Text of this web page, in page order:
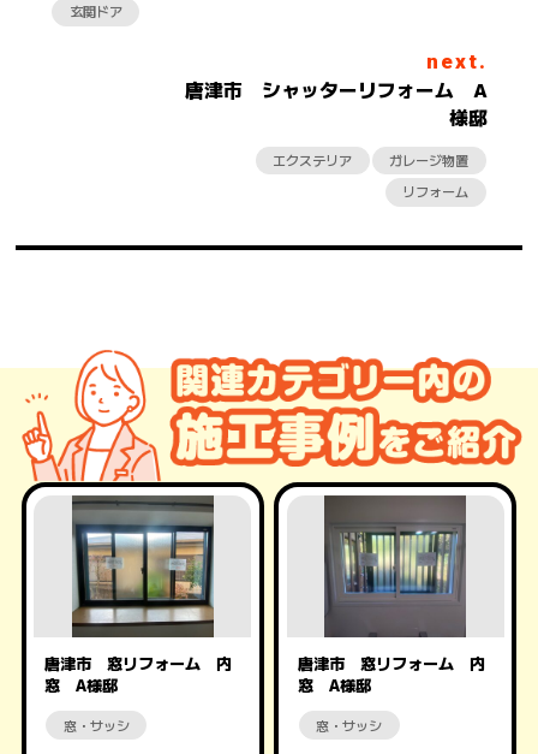
玄関ドア
next.
唐津市 シャッターリフォーム A
様邸
エクステリア
ガレージ物置
リフォーム
唐津市 窓リフォーム 内
窓 A様邸
窓・サッシ
唐津市 窓リフォーム 内
窓 A様邸
窓・サッシ